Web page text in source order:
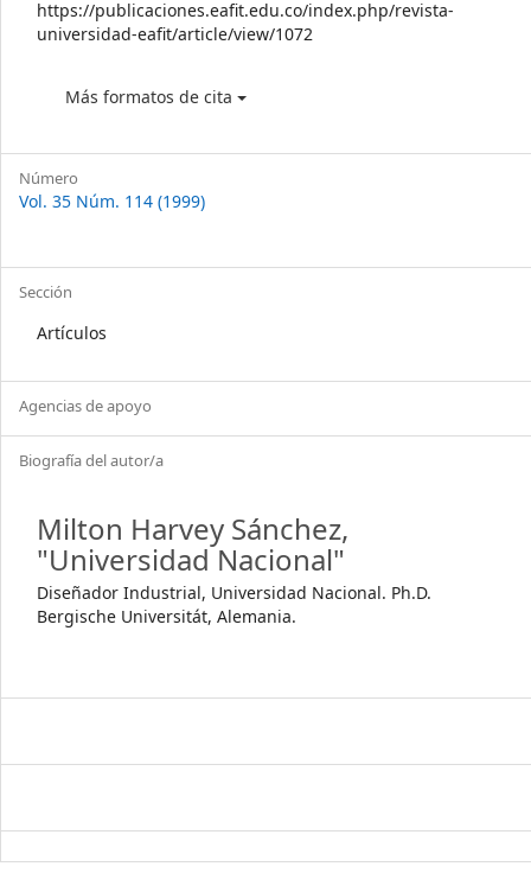
https://publicaciones.eafit.edu.co/index.php/revista-
universidad-eafit/article/view/1072
Más formatos de cita
Número
Vol. 35 Núm. 114 (1999)
Sección
Artículos
Agencias de apoyo
Biografía del autor/a
Milton Harvey Sánchez,
"Universidad Nacional"
Diseñador Industrial, Universidad Nacional. Ph.D.
Bergische Universitát, Alemania.